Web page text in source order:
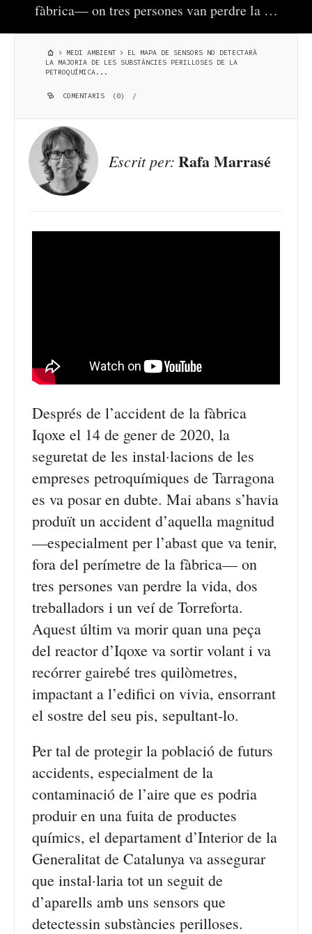
fàbrica— on tres persones van perdre la …
MEDI AMBIENT
EL MAPA DE SENSORS NO DETECTARÀ
LA MAJORIA DE LES SUBSTÀNCIES PERILLOSES DE LA
PETROQUÍMICA...
COMENTARIS (0) /
Escrit per: Rafa Marrasé
Després de l’accident de la fàbrica
Iqoxe el 14 de gener de 2020, la
seguretat de les instal·lacions de les
empreses petroquímiques de Tarragona
es va posar en dubte. Mai abans s’havia
produït un accident d’aquella magnitud
—especialment per l’abast que va tenir,
fora del perímetre de la fàbrica— on
tres persones van perdre la vida, dos
treballadors i un veí de Torreforta.
Aquest últim va morir quan una peça
del reactor d’Iqoxe va sortir volant i va
recórrer gairebé tres quilòmetres,
impactant a l’edifici on vivia, ensorrant
el sostre del seu pis, sepultant-lo.
Per tal de protegir la població de futurs
accidents, especialment de la
contaminació de l’aire que es podria
produir en una fuita de productes
químics, el departament d’Interior de la
Generalitat de Catalunya va assegurar
que instal·laria tot un seguit de
d’aparells amb uns sensors que
detectessin substàncies perilloses.